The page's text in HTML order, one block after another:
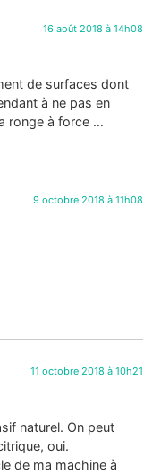
16 août 2018 à 14h08
de surfaces dont
à ne pas en
ronge à force …
9 octobre 2018 à 11h08
11 octobre 2018 à 10h21
naturel. On peut
oui.
de ma machine à